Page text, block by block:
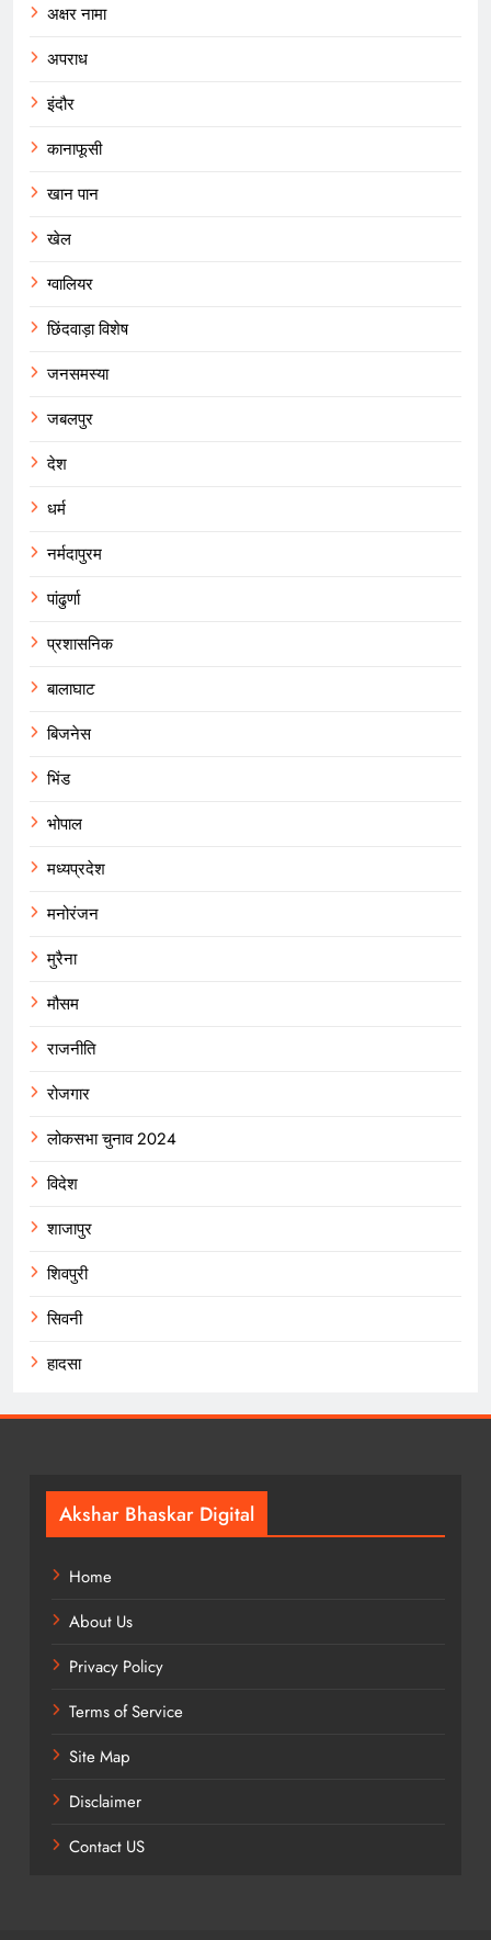
अक्षर नामा
अपराध
इंदौर
कानाफूसी
खान पान
खेल
ग्वालियर
छिंदवाड़ा विशेष
जनसमस्या
जबलपुर
देश
धर्म
नर्मदापुरम
पांढुर्णा
प्रशासनिक
बालाघाट
बिजनेस
भिंड
भोपाल
मध्यप्रदेश
मनोरंजन
मुरैना
मौसम
राजनीति
रोजगार
लोकसभा चुनाव 2024
विदेश
शाजापुर
शिवपुरी
सिवनी
हादसा
Akshar Bhaskar Digital
Home
About Us
Privacy Policy
Terms of Service
Site Map
Disclaimer
Contact US